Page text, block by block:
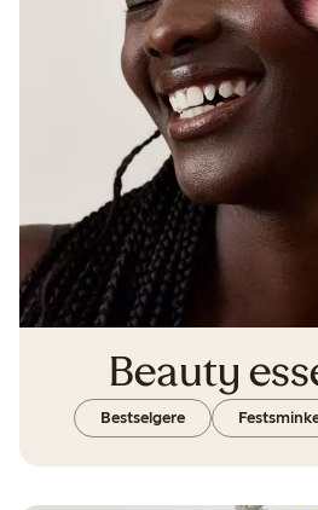
Beauty
Bestselgere